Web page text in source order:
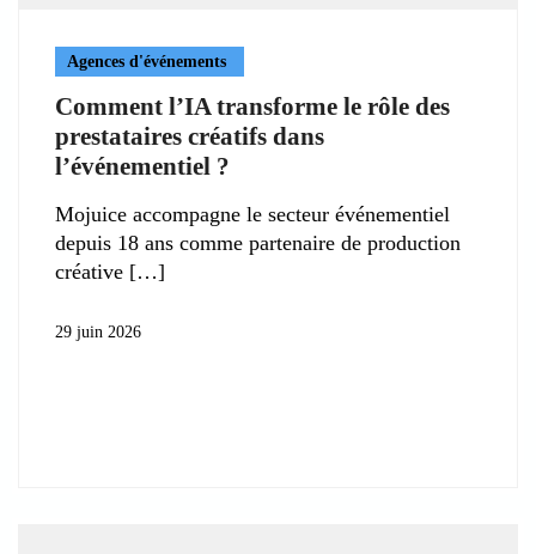
Agences d'événements
Comment l’IA transforme le rôle des
prestataires créatifs dans
l’événementiel ?
Mojuice accompagne le secteur événementiel
depuis 18 ans comme partenaire de production
créative
29 juin 2026